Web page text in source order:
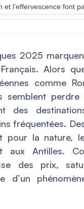
et l’effervescence font
2025
Alors
comme
semblent
des
fréquentées.
pour la nature,
aux Antilles.
des prix,
d’un